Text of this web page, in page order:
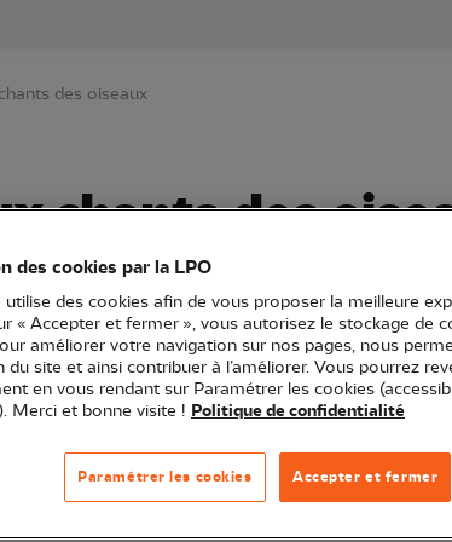
des oiseaux
chants des
Sortie nature 35 - Ille-et-Vilaine
(35)
des cookies par la LPO
utilise des cookies afin de vous proposer la meilleure
« Accepter et fermer », vous autorisez le stockage de
améliorer votre navigation sur nos pages, nous
du site et ainsi contribuer à l’améliorer. Vous pourrez
en vous rendant sur Paramétrer les cookies
Merci et bonne visite ! Politique de confidentialité
Accepter et fermer
Paramétrer les cookies